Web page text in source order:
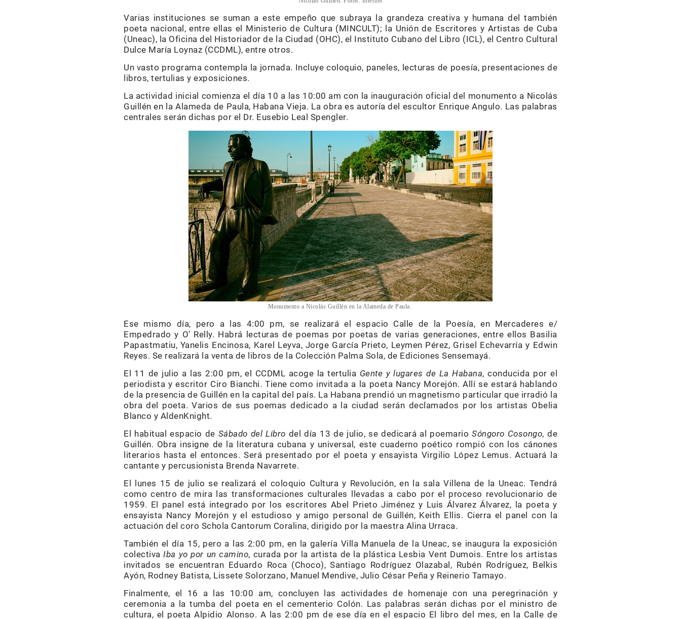
Varias instituciones se suman a este empeño que subraya la grandeza creativa y humana del también
poeta nacional, entre ellas el Ministerio de Cultura (MINCULT); la Unión de Escritores y Artistas de Cuba
(Uneac), la Oficina del Historiador de la Ciudad (OHC), el Instituto Cubano del Libro (ICL), el Centro Cultural
Dulce María Loynaz (CCDML), entre otros.
Un vasto programa contempla la jornada. Incluye coloquio, paneles, lecturas de poesía, presentaciones de
libros, tertulias y exposiciones.
La actividad inicial comienza el día 10 a las 10:00 am con la inauguración oficial del monumento a Nicolás
Guillén en la Alameda de Paula, Habana Vieja. La obra es autoría del escultor Enrique Angulo. Las palabras
centrales serán dichas por el Dr. Eusebio Leal Spengler.
Monumento a Nicolás Guillén en la Alameda de Paula.
Ese mismo día, pero a las 4:00 pm, se realizará el espacio Calle de la Poesía, en Mercaderes e/
Empedrado y O’ Relly. Habrá lecturas de poemas por poetas de varias generaciones, entre ellos Basilia
Papastmatiu, Yanelis Encinosa, Karel Leyva, Jorge García Prieto, Leymen Pérez, Grisel Echevarría y Edwin
Reyes. Se realizará la venta de libros de la Colección Palma Sola, de Ediciones Sensemayá.
El 11 de julio a las 2:00 pm, el CCDML acoge la tertulia Gente y lugares de La Habana, conducida por el
periodista y escritor Ciro Bianchi. Tiene como invitada a la poeta Nancy Morejón. Allí se estará hablando
de la presencia de Guillén en la capital del país. La Habana prendió un magnetismo particular que irradió la
obra del poeta. Varios de sus poemas dedicado a la ciudad serán declamados por los artistas Obelia
Blanco y AldenKnight.
El habitual espacio de Sábado del Libro del día 13 de julio, se dedicará al poemarioSóngoro Cosongo, de
Guillén. Obra insigne de la literatura cubana y universal, este cuaderno poético rompió con los cánones
literarios hasta el entonces. Será presentado por el poeta y ensayista Virgilio López Lemus. Actuará la
cantante y percusionista Brenda Navarrete.
El lunes 15 de julio se realizará el coloquio Cultura y Revolución, en la sala Villena de la Uneac. Tendrá
como centro de mira las transformaciones culturales llevadas a cabo por el proceso revolucionario de
1959. El panel está integrado por los escritores Abel Prieto Jiménez y Luis Álvarez Álvarez, la poeta y
ensayista Nancy Morejón y el estudioso y amigo personal de Guillén, Keith Ellis. Cierra el panel con la
actuación del coro Schola Cantorum Coralina, dirigido por la maestra Alina Urraca.
También el día 15, pero a las 2:00 pm, en la galería Villa Manuela de la Uneac, se inaugura la exposición
colectivaIba yo por un camino, curada por la artista de la plástica Lesbia Vent Dumois. Entre los artistas
invitados se encuentran Eduardo Roca (Choco), Santiago Rodríguez Olazabal, Rubén Rodríguez, Belkis
Ayón, Rodney Batista, Lissete Solorzano, Manuel Mendive, Julio César Peña y Reinerio Tamayo.
Finalmente, el 16 a las 10:00 am, concluyen las actividades de homenaje con una peregrinación y
ceremonia a la tumba del poeta en el cementerio Colón. Las palabras serán dichas por el ministro de
cultura, el poeta Alpidio Alonso. A las 2:00 pm de ese día en el espacio El libro del mes, en la Calle de